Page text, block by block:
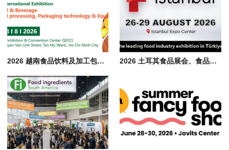
2026 越南食品饮料及加工包装展会 Vietfood & Beverage & Propack 2026 土耳其食品展会、食品加工包装机械展览会 F-istanbul